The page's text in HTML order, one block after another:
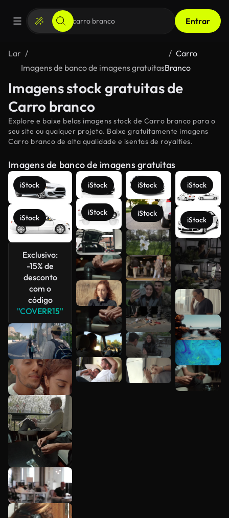
Entrar
Lar
Imagens de banco de imagens gratuitas
Carro
Branco
Imagens stock gratuitas de
Carro branco
Explore e baixe belas imagens stock de Carro branco para o
seu site ou qualquer projeto. Baixe gratuitamente imagens
Carro branco de alta qualidade e isentas de royalties.
Imagens de banco de imagens gratuitas
iStock
iStock
Exclusivo:
-15% de
desconto
com o
código
"COVERR15"
iStock
iStock
iStock
iStock
iStock
iStock
Veja mais